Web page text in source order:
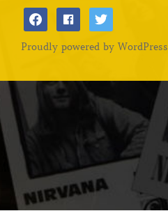
facebookfacebooktwitter
Proudly powered by WordPress